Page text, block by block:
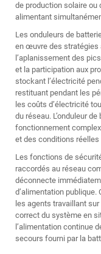
de production solaire ou
alimentant
Les onduleurs de
en œuvre des stratégies
l’aplanissement des
et la participation aux
stockant l’électricité
restituant pendant les
les coûts d’électricité
du réseau. L’onduleur
fonctionnement
et des conditions réelles
Les fonctions de
raccordés au réseau
déconnecte
d’alimentation
les agents travaillant
correct du système en
l’alimentation continue
secours fourni par la